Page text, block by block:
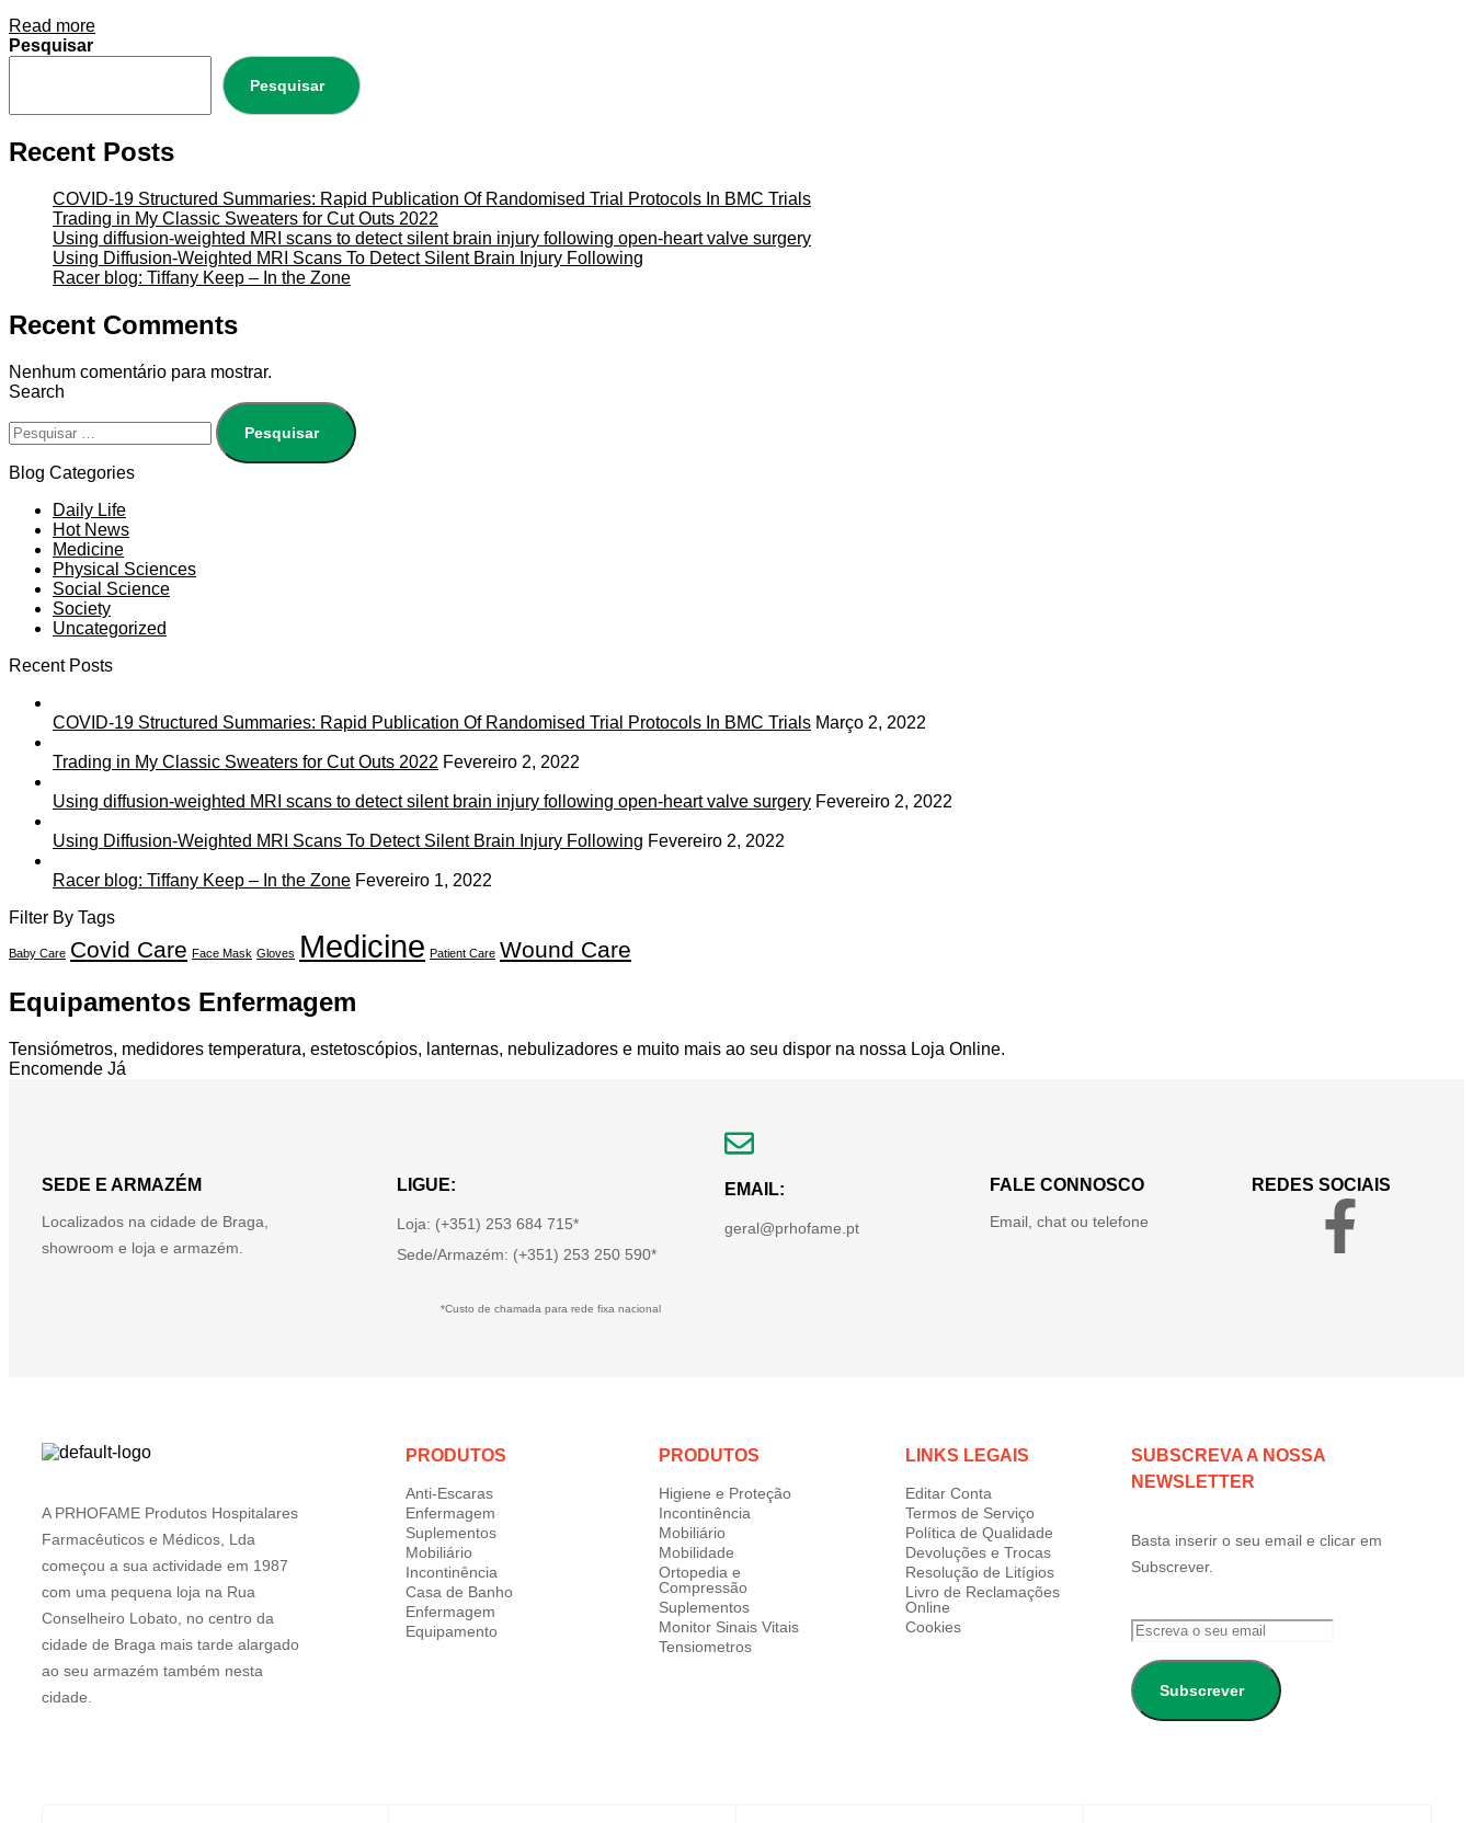
Read more
Pesquisar
Pesquisar
Recent Posts
COVID-19 Structured Summaries: Rapid Publication Of Randomised Trial Protocols In BMC Trials
Trading in My Classic Sweaters for Cut Outs 2022
Using diffusion-weighted MRI scans to detect silent brain injury following open-heart valve surgery
Using Diffusion-Weighted MRI Scans To Detect Silent Brain Injury Following
Racer blog: Tiffany Keep – In the Zone
Recent Comments
Nenhum comentário para mostrar.
Search
Blog Categories
Daily Life
Hot News
Medicine
Physical Sciences
Social Science
Society
Uncategorized
Recent Posts
COVID-19 Structured Summaries: Rapid Publication Of Randomised Trial Protocols In BMC Trials Março 2, 2022
Trading in My Classic Sweaters for Cut Outs 2022 Fevereiro 2, 2022
Using diffusion-weighted MRI scans to detect silent brain injury following open-heart valve surgery Fevereiro 2, 2022
Using Diffusion-Weighted MRI Scans To Detect Silent Brain Injury Following Fevereiro 2, 2022
Racer blog: Tiffany Keep – In the Zone Fevereiro 1, 2022
Filter By Tags
Baby Care Covid Care Face Mask Gloves Medicine Patient Care Wound Care
Equipamentos Enfermagem
Tensiómetros, medidores temperatura, estetoscópios, lanternas, nebulizadores e muito mais ao seu dispor na nossa Loja Online.
Encomende Já
SEDE E ARMAZÉM
Localizados na cidade de Braga,
showroom e loja e armazém.
LIGUE:
Loja: (+351) 253 684 715*
Sede/Armazém: (+351) 253 250 590*
*Custo de chamada para rede fixa nacional
EMAIL:
geral@prhofame.pt
FALE CONNOSCO
Email, chat ou telefone
REDES SOCIAIS
A PRHOFAME Produtos Hospitalares
Farmacêuticos e Médicos, Lda
começou a sua actividade em 1987
com uma pequena loja na Rua
Conselheiro Lobato, no centro da
cidade de Braga mais tarde alargado
ao seu armazém também nesta
cidade.
PRODUTOS
Anti-Escaras
Enfermagem
Suplementos
Mobiliário
Incontinência
Casa de Banho
Enfermagem
Equipamento
PRODUTOS
Higiene e Proteção
Incontinência
Mobiliário
Mobilidade
Ortopedia e
Compressão
Suplementos
Monitor Sinais Vitais
Tensiometros
LINKS LEGAIS
Editar Conta
Termos de Serviço
Política de Qualidade
Devoluções e Trocas
Resolução de Litígios
Livro de Reclamações
Online
Cookies
SUBSCREVA A NOSSA
NEWSLETTER
Basta inserir o seu email e clicar em
Subscrever.
Subscrever